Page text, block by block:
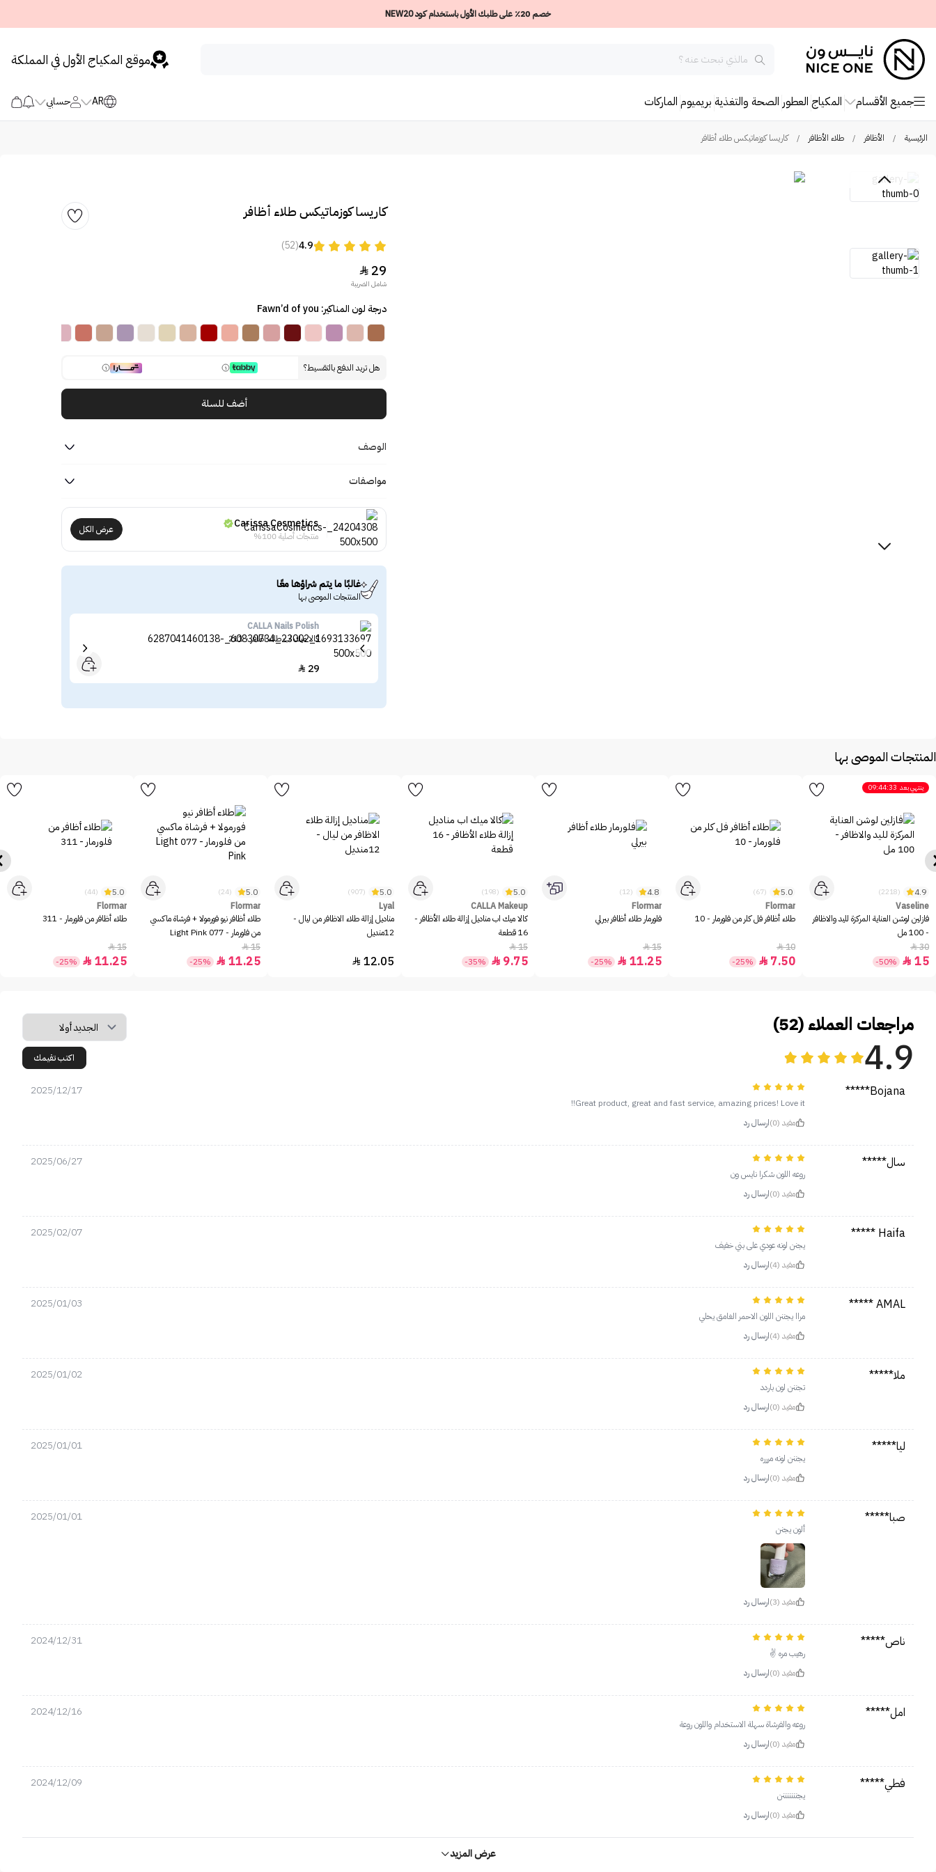
خصم 20٪ على طلبك الأول باستخدام كود NEW20
موقع المكياج الأول في المملكة
جميع الأقسام المكياج العطور الصحة والتغذية بريميوم الماركات AR حسابي
الرئيسية / الأظافر / طلاء الأظافر / كاريسا كوزماتيكس طلاء أظافر
كاريسا كوزماتيكس طلاء أظافر
4.9
(52)
29

شامل الضريبة
درجة لون المناكير: Fawn’d of you
هل تريد الدفع بالتقسيط؟
أضف للسلة
الوصف
مواصفات
Carissa Cosmetics
منتجات أصلية 100%
عرض الكل
غالبًا ما يتم شراؤها معًا
المنتجات الموصى بها
CALLA Nails Polish
كالا ميك اب طلاء اظافر - 211
29

المنتجات الموصى بها
ينتهي بعد 09:44:33
4.9
(2218)
Vaseline
فازلين لوشن العناية المركزة لليد والاظافر
- 100 مل
30

15

-50%
5.0
(67)
Flormar
طلاء أظافر فل كلر من فلورمار - 10
10

7.50

-25%
4.8
(12)
Flormar
فلورمار طلاء أظافر بيرلي
15

11.25

-25%
5.0
(198)
CALLA Makeup
كالا ميك اب مناديل إزالة طلاء الأظافر -
16 قطعة
15

9.75

-35%
5.0
(907)
Lyal
مناديل إزالة طلاء الاظافر من ليال -
12منديل
12.05

5.0
(24)
Flormar
طلاء أظافر نيو فورمولا + فرشاة ماكسي
من فلورمار - 077 Light Pink
15

11.25

-25%
5.0
(44)
Flormar
طلاء أظافر من فلورمار - 311
15

11.25

-25%
مراجعات العملاء (52)
4.9 اكتب تقيمك
Bojana*****
2025/12/17
Great product, great and fast service, amazing prices! Love it!!
مفيد (0)
ارسال رد
سال***** 2025/06/27
روعه اللون شكرا نايس ون
مفيد (0)
ارسال رد
Haifa *****
2025/02/07
يجنن لونه عودي على بني خفيف
مفيد (4)
ارسال رد
AMAL *****
2025/01/03
مراا يجننن اللون الاحمر الغامق يحلي
مفيد (4)
ارسال رد
ملا***** 2025/01/02
تجننن لون باردد
مفيد (0)
ارسال رد
ليا***** 2025/01/01
يجننن لونه مررره
مفيد (0)
ارسال رد
صبا***** 2025/01/01
ألون يجنن
مفيد (3) ارسال رد
ناص***** 2024/12/31
رهيب مره ✌
مفيد (0)
ارسال رد
امل***** 2024/12/16
روعه والفرشاة سهلة الاستخدام واللون روعة
مفيد (0)
ارسال رد
فطي***** 2024/12/09
يجنننننننن
مفيد (0)
ارسال رد
عرض المزيد